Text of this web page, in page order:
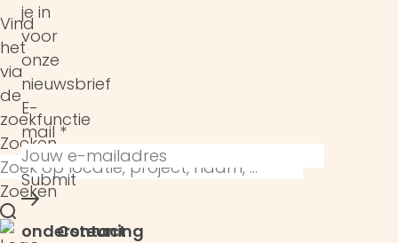
Vind
het
via
de
zoekfunctie
Zoeken
Zoeken
je in
voor
onze
nieuwsbrief
E-
mail *
Submit
ondersteuning
Contact